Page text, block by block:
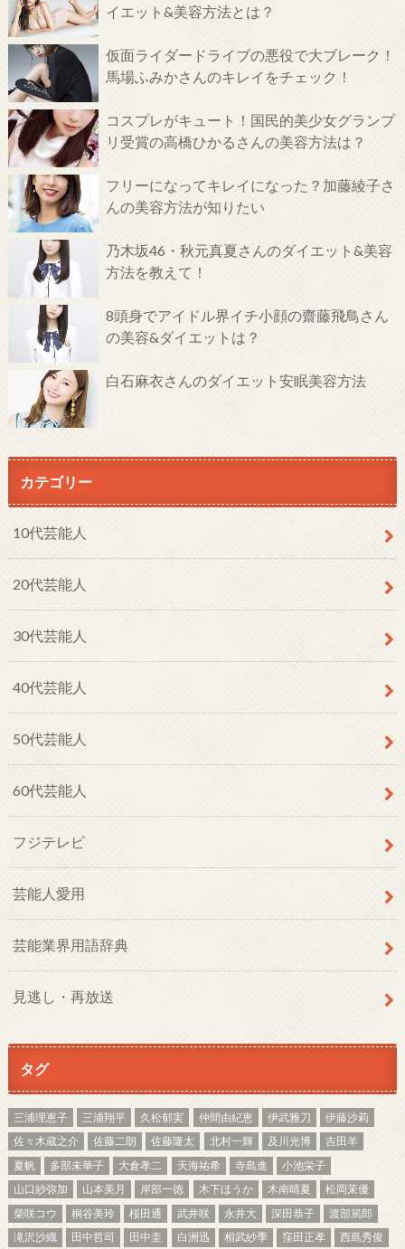
イエット&美容方法とは？
仮面ライダードライブの悪役で大ブレーク！
馬場ふみかさんのキレイをチェック！
コスプレがキュート！国民的美少女グランプ
リ受賞の高橋ひかるさんの美容方法は？
フリーになってキレイになった？加藤綾子さ
んの美容方法が知りたい
乃木坂46・秋元真夏さんのダイエット&美容
方法を教えて！
8頭身でアイドル界イチ小顔の齋藤飛鳥さん
の美容&ダイエットは？
白石麻衣さんのダイエット安眠美容方法
カテゴリー
10代芸能人
20代芸能人
30代芸能人
40代芸能人
50代芸能人
60代芸能人
フジテレビ
芸能人愛用
芸能業界用語辞典
見逃し・再放送
タグ
三浦理恵子 三浦翔平 久松郁実 仲間由紀恵 伊武雅刀
伊藤沙莉
佐々木蔵之介
佐藤二朗 佐藤隆太 北村一輝 及川光博
吉田羊
夏帆
多部未華子 大倉孝二 天海祐希 寺島進
小池栄子
山口紗弥加
山本美月 岸部一徳 木下ほうか 木南晴夏
松岡茉優
柴咲コウ
桐谷美玲 桜田通 武井咲 永井大 深田恭子
渡部篤郎
滝沢沙織
田中哲司 田中圭 白洲迅 相武紗季 窪田正孝 西島秀俊